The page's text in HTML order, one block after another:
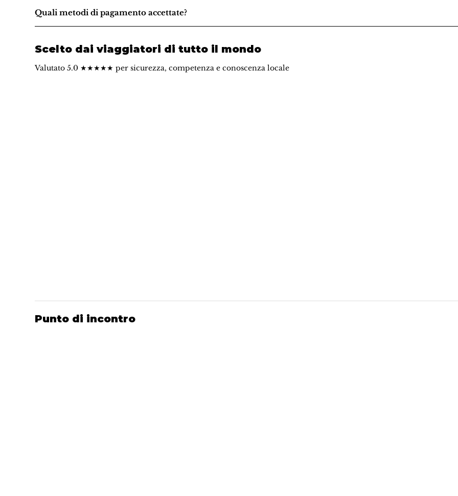
Quali metodi di pagamento accettate?
Scelto dai viaggiatori di tutto il mondo
Valutato 5.0 ★★★★★ per sicurezza, competenza e conoscenza locale
Punto di incontro